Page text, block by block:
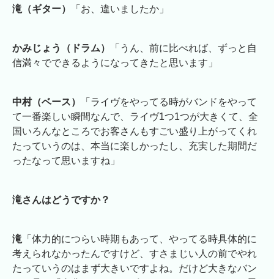
滝（ギター） 「お、違いましたか」
かみじょう（ドラム）
「うん、前に比べれば、ずっと自
信満々でできるようになってきたと思います」
中村（ベース）
「ライヴをやってる時がバンドをやって
て一番楽しい瞬間なんで、ライヴ1つ1つが大きくて、全
国いろんなところでお客さんもすごい盛り上がってくれ
たっていうのは、本当に楽しかったし、充実した期間だ
ったなって思いますね」
滝さんはどうですか？
滝 「体力的につらい時期もあって、やってる時具体的に
考えられなかったんですけど、すさまじい人の前でやれ
たっていうのはまず大きいですよね。だけど大きなバン